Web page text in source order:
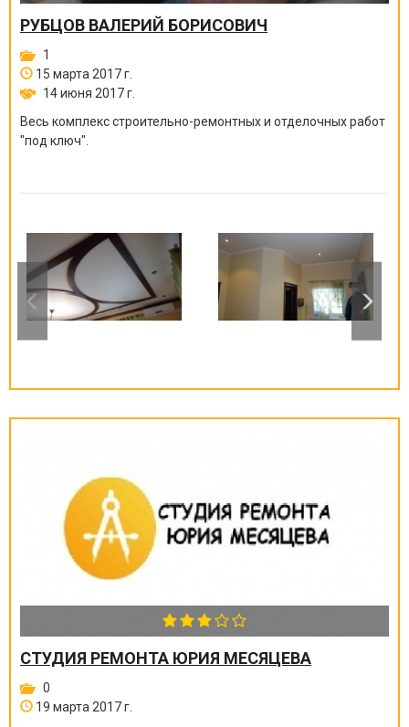
РУБЦОВ ВАЛЕРИЙ БОРИСОВИЧ
1
15 марта 2017 г.
14 июня 2017 г.
Весь комплекс строительно-ремонтных и отделочных работ
"под ключ".
СТУДИЯ РЕМОНТА ЮРИЯ МЕСЯЦЕВА
0
19 марта 2017 г.